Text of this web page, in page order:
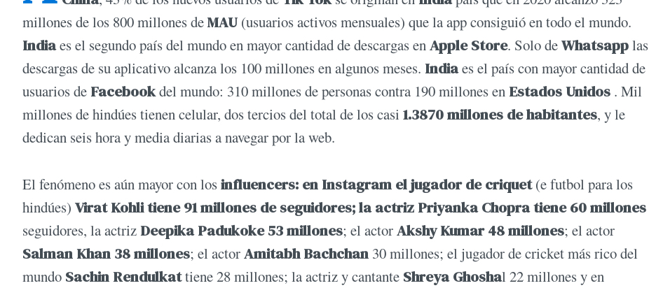
millones de los 800 millones deMAU (usuarios activos mensuales) que la app consiguió en todo el mundo.
Indiaes el segundo país del mundo en mayor cantidad de descargas enApple Store. Solo deWhatsapplas
descargas de su aplicativo alcanza los 100 millones en algunos meses. Indiaes el país con mayor cantidad de
usuarios de Facebookdel mundo: 310 millones de personas contra 190 millones en Estados Unidos . Mil
millones de hindúes tienen celular, dos tercios del total de los casi 1.3870 millones de habitantes, y le
dedican seis hora y media diarias a navegar por la web.
El fenómeno es aún mayor con losinfluencers: en Instagram el jugador de criquet(e futbol para los
hindúes) Virat Kohli tiene 91 millones de seguidores; la actriz Priyanka Chopra tiene 60 millones
seguidores, la actriz Deepika Padukoke 53 millones; el actorAkshy Kumar 48 millones; el actor
Salman Khan 38 millones; el actorAmitabh Bachchan 30 millones; el jugador de cricket más rico del
mundo Sachin Rendulkattiene 28 millones; la actriz y cantante Shreya Ghoshal 22 millones y en